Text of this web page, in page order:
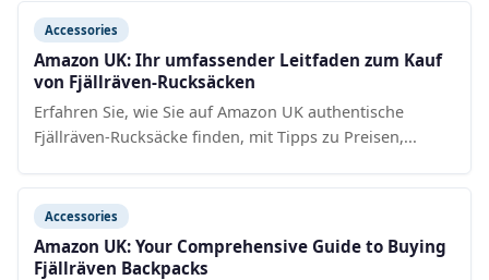
Accessories
Amazon UK: Ihr umfassender Leitfaden zum Kauf
von Fjällräven-Rucksäcken
Erfahren Sie, wie Sie auf Amazon UK authentische
Fjällräven-Rucksäcke finden, mit Tipps zu Preisen,...
Accessories
Amazon UK: Your Comprehensive Guide to Buying
Fjällräven Backpacks